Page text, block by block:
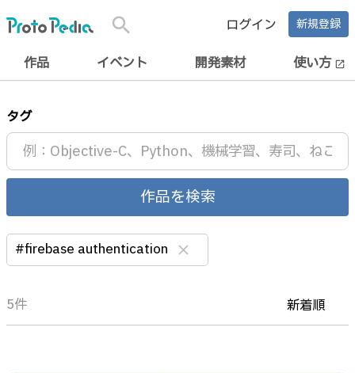
search ログイン 新規登録
作品 イベント 開発素材 使い方 open_in_new
タグ
作品を検索
#firebase authentication clear
5件 新着順